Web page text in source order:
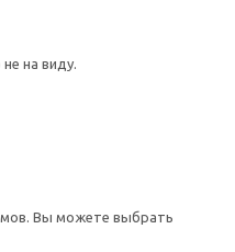
на виду.
Вы можете выбрать